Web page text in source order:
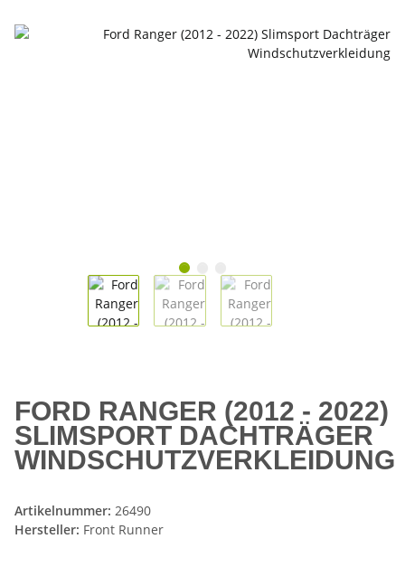
FORD RANGER (2012 - 2022)
SLIMSPORT DACHTRÄGER
WINDSCHUTZVERKLEIDUNG
Artikelnummer: 26490
Hersteller: Front Runner